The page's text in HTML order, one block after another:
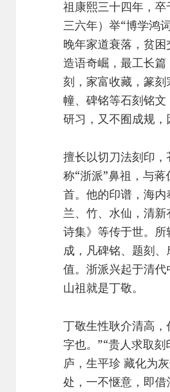
祖康熙三十四年，
三六年）举“博学鸿
晚年家道衰落，贫
造语奇崛，最工长
刻，家富收藏，篆
幢、碑铭等石刻铭
研习，又不囿成规，
擅长以切刀法刻印
称“浙派”鼻祖，与
首。他的印谱，海
兰、竹、水仙，清
诗集》等传于世。
成，凡碑铭、题刻
值。浙派兴起于清
山祖就是丁敬。
丁敬生性耿介清高
字也。”“贵人求取
庐，生平珍 藏化为
处，一不惬意，即